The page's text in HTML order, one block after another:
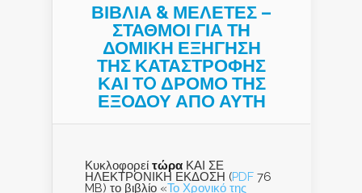
ΒΙΒΛΙΑ & ΜΕΛΕΤΕΣ –
ΣΤΑΘΜΟΙ ΓΙΑ ΤΗ
ΔΟΜΙΚΗ ΕΞΗΓΗΣΗ
ΤΗΣ ΚΑΤΑΣΤΡΟΦΗΣ
ΚΑΙ ΤO ΔΡΟΜΟ ΤΗΣ
ΕΞΟΔΟΥ ΑΠΟ ΑΥΤΗ
Κυκλοφορεί τώρα ΚΑΙ ΣΕ
ΗΛΕΚΤΡΟΝΙΚΗ ΕΚΔΟΣΗ (PDF 76
MB) το βιβλίο «Το Χρονικό της